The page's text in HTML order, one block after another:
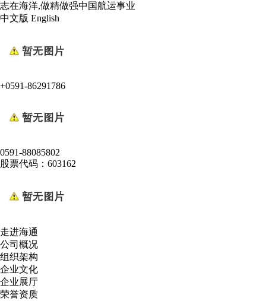
志在海洋,做精做强中国航运事业
中文版 English
+0591-86291786
0591-88085802
股票代码：603162
走进海通
公司概况
组织架构
企业文化
企业展厅
荣誉资质